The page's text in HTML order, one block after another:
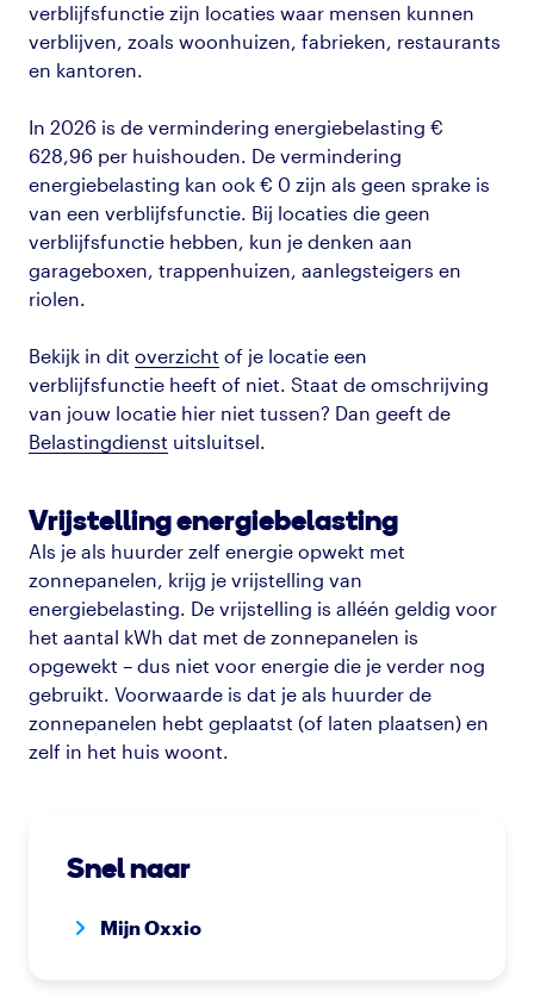
verblijfsfunctie zijn locaties waar mensen kunnen
verblijven, zoals woonhuizen, fabrieken, restaurants
en kantoren.
In 2026 is de vermindering energiebelasting €
628,96 per huishouden. De vermindering
energiebelasting kan ook € 0 zijn als geen sprake is
van een verblijfsfunctie. Bij locaties die geen
verblijfsfunctie hebben, kun je denken aan
garageboxen, trappenhuizen, aanlegsteigers en
riolen.
Bekijk in dit overzicht of je locatie een
verblijfsfunctie heeft of niet. Staat de omschrijving
van jouw locatie hier niet tussen? Dan geeft de
Belastingdienst uitsluitsel.
Vrijstelling energiebelasting
Als je als huurder zelf energie opwekt met
zonnepanelen, krijg je vrijstelling van
energiebelasting. De vrijstelling is alléén geldig voor
het aantal kWh dat met de zonnepanelen is
opgewekt – dus niet voor energie die je verder nog
gebruikt. Voorwaarde is dat je als huurder de
zonnepanelen hebt geplaatst (of laten plaatsen) en
zelf in het huis woont.
Snel naar
Mijn Oxxio